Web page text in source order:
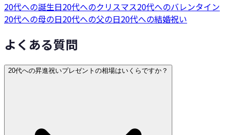
20代への誕生日20代へのクリスマス20代へのバレンタイン
20代への母の日20代への父の日20代への結婚祝い
よくある質問
20代への昇進祝いプレゼントの相場はいくらですか？